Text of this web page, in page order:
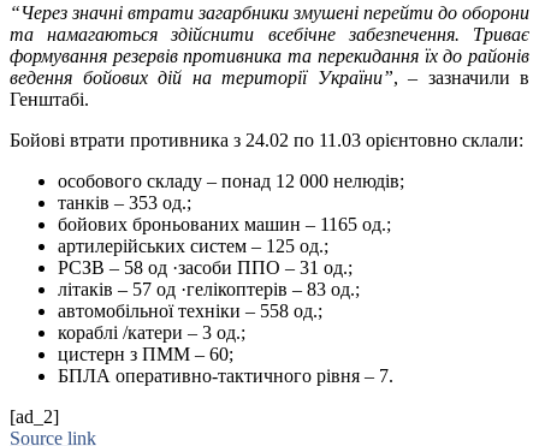
“Через значні втрати загарбники змушені перейти до оборони
та намагаються здійснити всебічне забезпечення. Триває
формування резервів противника та перекидання їх до районів
ведення бойових дій на території України”, – зазначили в
Генштабі.
Бойові втрати противника з 24.02 по 11.03 орієнтовно склали:
особового складу – понад 12 000 нелюдів;
танків ‒ 353 од.;
бойових броньованих машин ‒ 1165 од.;
артилерійських систем – 125 од.;
РСЗВ – 58 од ·засоби ППО – 31 од.;
літаків – 57 од ·гелікоптерів – 83 од.;
автомобільної техніки – 558 од.;
кораблі /катери – 3 од.;
цистерн з ПММ – 60;
БПЛА оперативно-тактичного рівня – 7.
[ad_2]
Source link